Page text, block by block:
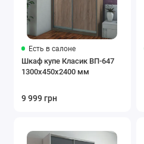
Есть в салоне
Шкаф купе Класик ВП-647
1300х450х2400 мм
9 999 грн